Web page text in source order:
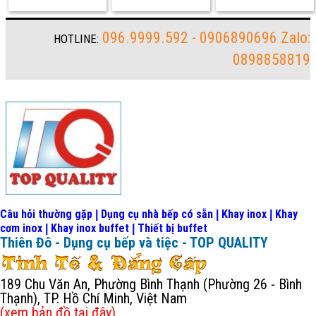
HOTLINE: 096.9999.592 - 0906890696 Zalo:
0898858819
Câu hỏi thường gặp Dụng cụ nhà bếp có sẵn Khay inox
Khay
cơm inox
Khay inox buffet Thiết bị buffet
Thiên Đô - Dụng cụ bếp và tiệc - TOP QUALITY
189 Chu Văn An, Phường Bình Thạnh (Phường 26 - Bình
Thạnh), TP. Hồ Chí Minh, Việt Nam
(xem bản đồ tại đây)